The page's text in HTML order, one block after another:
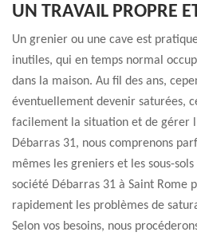
UN TRAVAIL PROPRE
Un grenier ou une cave est
inutiles, qui en temps normal
dans la maison. Au fil des ans,
éventuellement devenir saturées,
facilement la situation et de gérer
Débarras 31, nous comprenons
mêmes les greniers et les sous-
société Débarras 31 à Saint Rome
rapidement les problèmes de
Selon vos besoins, nous